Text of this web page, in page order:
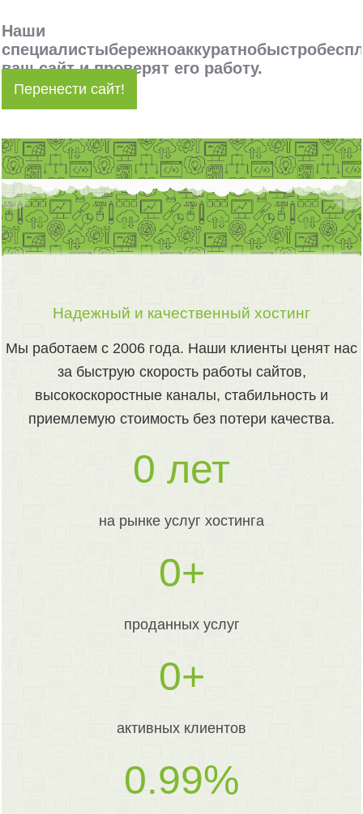
Наши
специалистыбережноаккуратнобыстро
ваш сайт и проверят его работу.
Перенести сайт!
Надежный и качественный хостинг
Мы работаем с 2006 года. Наши клиенты ценят нас
за быструю скорость работы сайтов,
высокоскоростные каналы, стабильность и
приемлемую стоимость без потери качества.
0
на рынке услуг хостинга
0
проданных услуг
0
активных клиентов
0